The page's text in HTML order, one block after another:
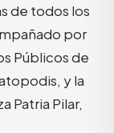
de todos los
por
Públicos de
y la
Patria Pilar,